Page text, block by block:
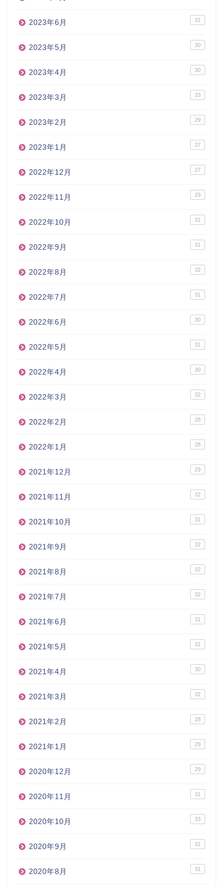
2023年6月 31
2023年5月 30
2023年4月 30
2023年3月 33
2023年2月 29
2023年1月 27
2022年12月 27
2022年11月 29
2022年10月 31
2022年9月 31
2022年8月 32
2022年7月 31
2022年6月 30
2022年5月 31
2022年4月 30
2022年3月 32
2022年2月 28
2022年1月 28
2021年12月 29
2021年11月 32
2021年10月 31
2021年9月 32
2021年8月 32
2021年7月 32
2021年6月 31
2021年5月 31
2021年4月 30
2021年3月 32
2021年2月 28
2021年1月 29
2020年12月 29
2020年11月 31
2020年10月 33
2020年9月 31
2020年8月 31